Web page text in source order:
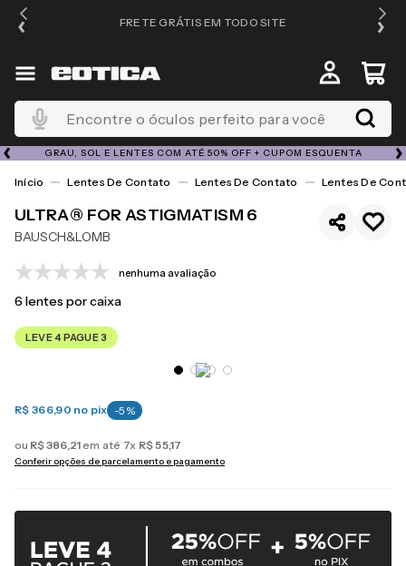
FRETE GRÁTIS EM TODO SITE
Encontre o óculos perfeito para você
GRAU, SOL E LENTES COM ATÉ 50% OFF + CUPOM ESQUENTA
Lentes De Contato Lentes De Contato Lentes De
ULTRA® FOR ASTIGMATISM 6
BAUSCH&LOMB
nenhuma avaliação
6 lentes por caixa
LEVE 4 PAGUE 3
R$ 366,90 no pix -5 %
ou R$386,21 em até 7x R$55,17
Conferir opções de parcelamento e pagamento